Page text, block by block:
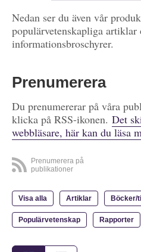
Nedan ser du även vår
populärvetenskapliga artiklar
informationsbroschyrer.
Prenumerera
Du prenumererar på våra
klicka på RSS-ikonen. Det
webbläsare, här kan du läsa
Prenumerera på
publikationer
Visa alla Artiklar Böcker/
Populärvetenskap Rapporter